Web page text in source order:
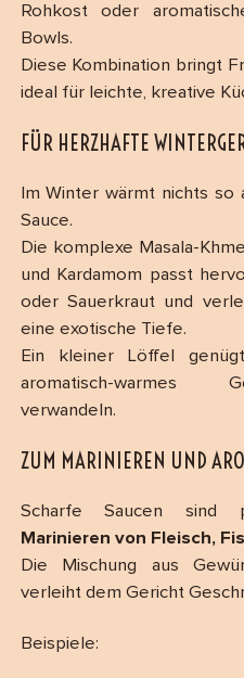
Rohkost oder
Bowls.
Diese Kombination bringt
ideal für leichte, kreative
FÜR HERZHAFTE
Im Winter wärmt nichts so
Sauce.
Die komplexe Masala-
und Kardamom passt
oder Sauerkraut und
eine exotische Tiefe.
Ein kleiner Löffel
aromatisch-warmes
verwandeln.
ZUM MARINIEREN UND
Scharfe Saucen sind
Marinieren von Fleisch,
Die Mischung aus
verleiht dem Gericht
Beispiele: